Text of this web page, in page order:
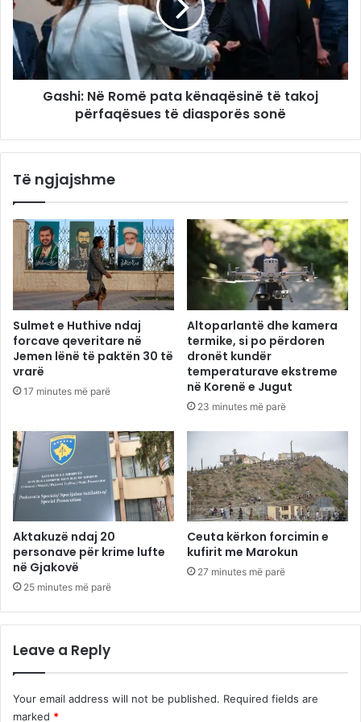
Gashi: Në Romë pata kënaqësinë të takoj
përfaqësues të diasporës sonë
Të ngjajshme
Sulmet e Huthive ndaj
forcave qeveritare në
Jemen lënë të paktën 30 të
vrarë
17 minutes më parë
Altoparlantë dhe kamera
termike, si po përdoren
dronët kundër
temperaturave ekstreme
në Korenë e Jugut
23 minutes më parë
Aktakuzë ndaj 20
personave për krime lufte
në Gjakovë
25 minutes më parë
Ceuta kërkon forcimin e
kufirit me Marokun
27 minutes më parë
Leave a Reply
Your email address will not be published. Required fields are
marked *